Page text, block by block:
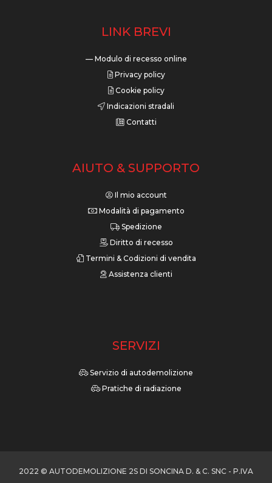
LINK BREVI
— Modulo di recesso online
Privacy policy
Cookie policy
Indicazioni stradali
Contatti
AIUTO & SUPPORTO
Il mio account
Modalità di pagamento
Spedizione
Diritto di recesso
Termini & Codizioni di vendita
Assistenza clienti
SERVIZI
Servizio di autodemolizione
Pratiche di radiazione
2022 © AUTODEMOLIZIONE 2S DI SONCINA D. & C. SNC - P.IVA